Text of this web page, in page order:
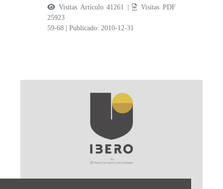
Visitas Artículo 41261 |
Visitas PDF
25923
59-68
|Publicado: 2010-12-31